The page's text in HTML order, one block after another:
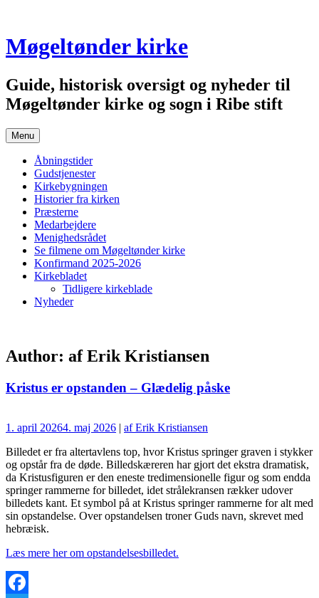
content
Møgeltønder kirke
Guide, historisk oversigt og nyheder til
Møgeltønder kirke og sogn i Ribe stift
Menu
Åbningstider
Gudstjenester
Kirkebygningen
Historier fra kirken
Præsterne
Medarbejdere
Menighedsrådet
Se filmene om Møgeltønder kirke
Konfirmand 2025-2026
Kirkebladet
Tidligere kirkeblade
Nyheder
Author: af Erik Kristiansen
Kristus er opstanden – Glædelig påske
1. april 20264. maj 2026 | af Erik Kristiansen
Billedet er fra altertavlens top, hvor Kristus springer graven i stykker
og opstår fra de døde. Billedskæreren har gjort det ekstra dramatisk,
da Kristusfiguren er den eneste tredimensionelle figur og som endda
springer rammerne for billedet, idet strålekransen rækker udover
billedets kant. Et symbol på at Kristus springer rammerne for alt med
sin opstandelse. Over opstandelsen troner Guds navn, skrevet med
hebræisk.
Læs mere her om opstandelsesbilledet.